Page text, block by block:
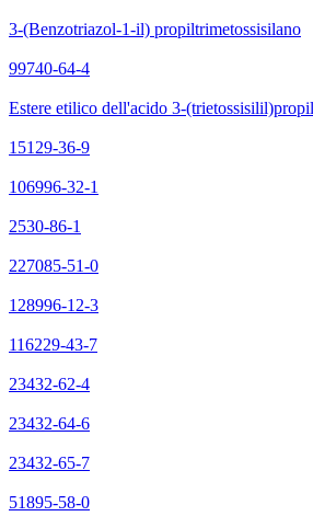
3-(Benzotriazol-1-il) propiltrimetossisilano
99740-64-4
Estere etilico dell'acido 3-
15129-36-9
106996-32-1
2530-86-1
227085-51-0
128996-12-3
116229-43-7
23432-62-4
23432-64-6
23432-65-7
51895-58-0